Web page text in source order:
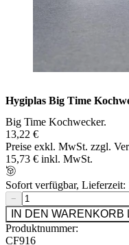
Hygiplas Big Time
Big Time Kochwecker.
13,22 €
Preise exkl. MwSt. zzgl.
15,73 € inkl. MwSt.
Sofort verfügbar, Lieferzeit:
−
IN DEN WARENKORB
Produktnummer:
CF916